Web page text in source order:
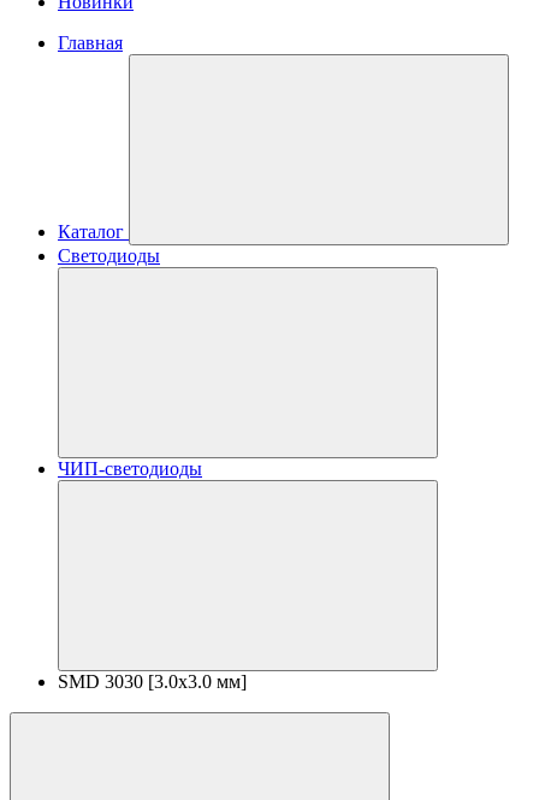
Главная
Каталог
Светодиоды
ЧИП-светодиоды
SMD 3030 [3.0x3.0 мм]